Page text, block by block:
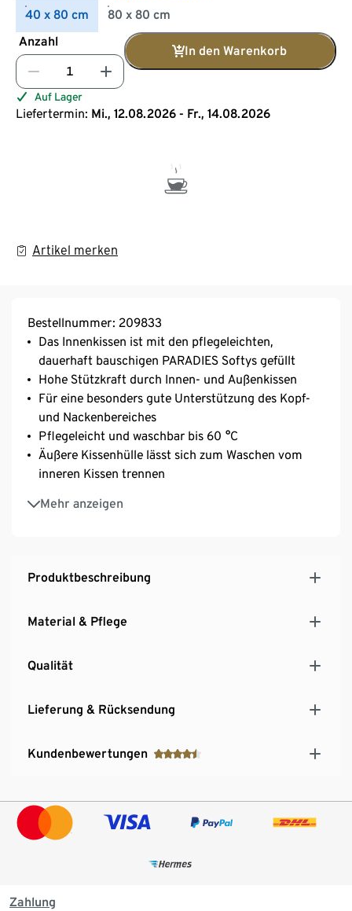
40 x 80 cm
80 x 80 cm
Anzahl
In den Warenkorb
Auf Lager
Liefertermin: Mi., 12.08.2026 - Fr., 14.08.2026
Artikel merken
Bestellnummer: 209833
Das Innenkissen ist mit den pflegeleichten,
dauerhaft bauschigen PARADIES Softys gefüllt
Hohe Stützkraft durch Innen- und Außenkissen
Für eine besonders gute Unterstützung des Kopf-
und Nackenbereiches
Pflegeleicht und waschbar bis 60 °C
Äußere Kissenhülle lässt sich zum Waschen vom
inneren Kissen trennen
Mehr anzeigen
Geschmeidiges Baumwoll-Gewebe aus kontrolliert
biologischem Anbau mit Aloe Vera
Füllmengenanpassung
Optimaler Feuchtigkeitstransport
Produktbeschreibung
Material & Pflege
Qualität
Lieferung & Rücksendung
Kundenbewertungen
Zahlung